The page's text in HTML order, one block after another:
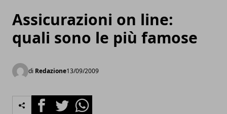
Assicurazioni on line:
quali sono le più famose
di Redazione13/09/2009
FacebookTwitterWhatsapp